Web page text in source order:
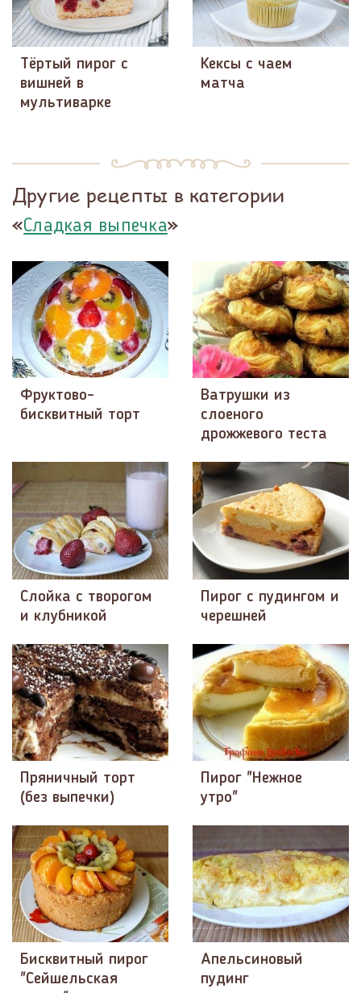
Тёртый пирог с
вишней в
мультиварке
Кексы с чаем
матча
Другие рецепты в категории
«Сладкая выпечка»
Фруктово-
бисквитный торт
Ватрушки из
слоеного
дрожжевого теста
Слойка с творогом
и клубникой
Пирог с пудингом и
черешней
Пряничный торт
(без выпечки)
Пирог "Нежное
утро"
Бисквитный пирог
"Сейшельская
Апельсиновый
пудинг